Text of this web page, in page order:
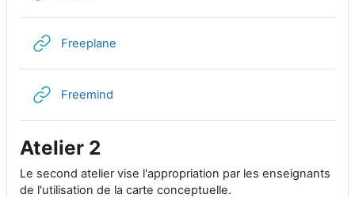
Freeplane
Freemind
Atelier 2
Le second atelier vise l'appropriation par les enseignants
de l'utilisation de la carte conceptuelle.